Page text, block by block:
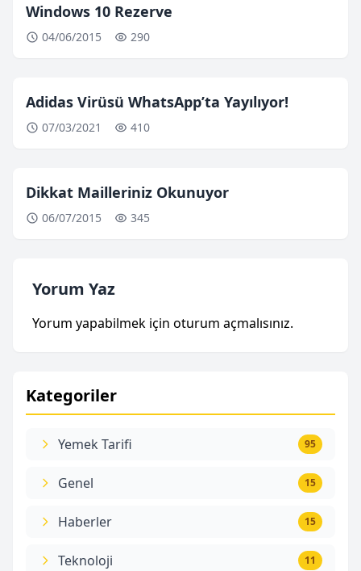
Kategoriler
Yemek Tarifi 95
Genel 15
Haberler 15
Teknoloji 11
Windows 10 Rezerve
04/06/2015 290
Adidas Virüsü WhatsApp’ta Yayılıyor!
07/03/2021 410
Dikkat Mailleriniz Okunuyor
06/07/2015 345
Yorum Yaz
Yorum yapabilmek için oturum açmalısınız.